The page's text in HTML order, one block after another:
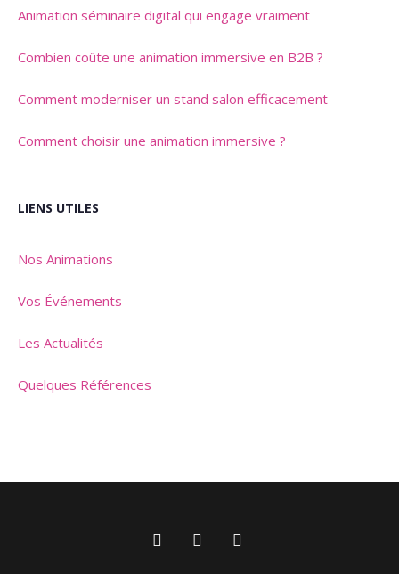
Animation séminaire digital qui engage vraiment
Combien coûte une animation immersive en B2B ?
Comment moderniser un stand salon efficacement
Comment choisir une animation immersive ?
LIENS UTILES
Nos Animations
Vos Événements
Les Actualités
Quelques Références